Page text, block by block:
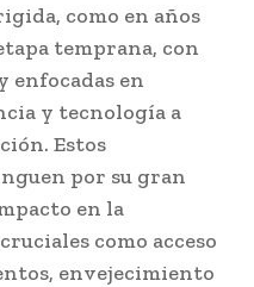
como en años
temprana, con
enfocadas en
y tecnología a
Estos
por su gran
en la
como acceso
envejecimiento